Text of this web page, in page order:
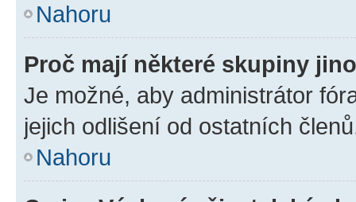
Nahoru
Proč mají některé skupiny
Je možné, aby administrátor
jejich odlišení od ostatních
Nahoru